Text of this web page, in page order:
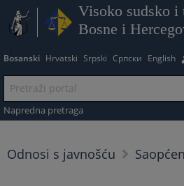
Visoko sudsko
Bosne i
Bosanski Hrvatski Srpski Српски English
Napredna pretraga
Odnosi s javnošću